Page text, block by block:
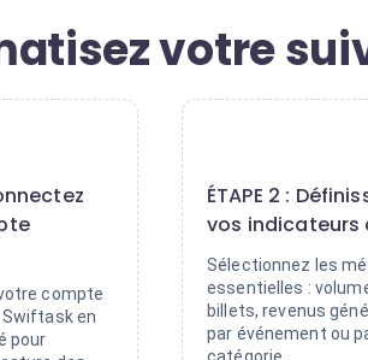
votre
compte
Swiftask en
pour
ÉTAPE 2 :
vos indicateurs
Sélectionnez les
essentielles :
billets, revenus
par événement ou